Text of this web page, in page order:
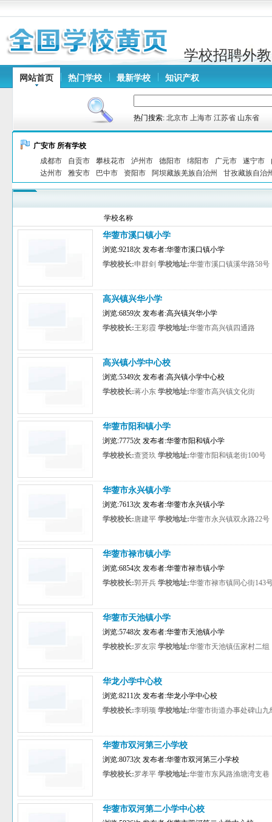
学校招聘外教
网站首页 热门学校 最新学校 知识产权
热门搜索: 北京市 上海市 江苏省 山东省
广安市 所有学校
成都市
自贡市 攀枝花市 泸州市 德阳市 绵阳市 广元市 遂宁市
达州市
雅安市 巴中市 资阳市 阿坝藏族羌族自治州 甘孜藏族自治
学校名称
华蓥市溪口镇小学
浏览:9218次 发布者:华蓥市溪口镇小学
学校校长:申群剑 学校地址:华蓥市溪口镇溪华路58号
高兴镇兴华小学
浏览:6859次 发布者:高兴镇兴华小学
学校校长:王彩霞 学校地址:华蓥市高兴镇四通路
高兴镇小学中心校
浏览:5349次 发布者:高兴镇小学中心校
学校校长:蒋小东 学校地址:华蓥市高兴镇文化街
华蓥市阳和镇小学
浏览:7775次 发布者:华蓥市阳和镇小学
学校校长:查贤玖 学校地址:华蓥市阳和镇老街100号
华蓥市永兴镇小学
浏览:7613次 发布者:华蓥市永兴镇小学
学校校长:唐建平 学校地址:华蓥市永兴镇双永路22号
华蓥市禄市镇小学
浏览:6854次 发布者:华蓥市禄市镇小学
学校校长:郭开兵 学校地址:华蓥市禄市镇同心街143
华蓥市天池镇小学
浏览:5748次 发布者:华蓥市天池镇小学
学校校长:罗友宗 学校地址:华蓥市天池镇伍家村二组
华龙小学中心校
浏览:8211次 发布者:华龙小学中心校
学校校长:李明顼 学校地址:华蓥市街道办事处碑山九
华蓥市双河第三小学校
浏览:8073次 发布者:华蓥市双河第三小学校
学校校长:罗孝平 学校地址:华蓥市东风路渔塘湾支巷
华蓥市双河第二小学中心校